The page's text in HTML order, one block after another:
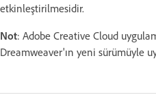
etkinleştirilmesidir.
Not: Adobe Creative Cloud
Dreamweaver'ın yeni sürümüyle